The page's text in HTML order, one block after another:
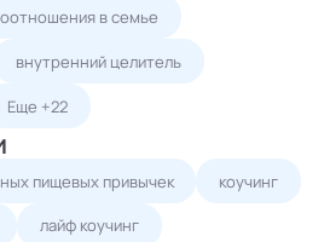
в семье
внутренний целитель
Еще +22
пищевых привычек коучинг
лайф коучинг